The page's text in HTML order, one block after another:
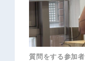
質問をする参加者